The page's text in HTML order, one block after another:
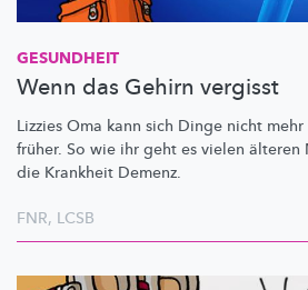
GESUNDHEIT
Wenn das Gehirn vergisst
Lizzies Oma kann sich Dinge nicht
früher. So wie ihr geht es vielen älteren
die Krankheit Demenz.
FNR, LCSB